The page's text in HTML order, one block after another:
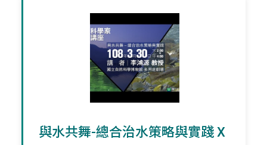
與水共舞-總合治水策略與實踐 X